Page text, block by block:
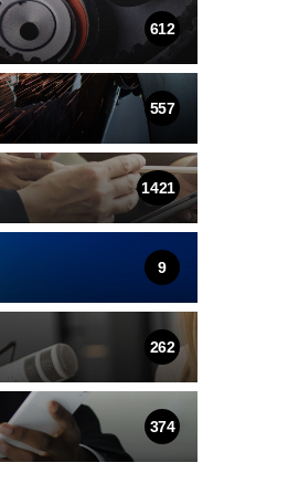
612
557
1421
9
262
374